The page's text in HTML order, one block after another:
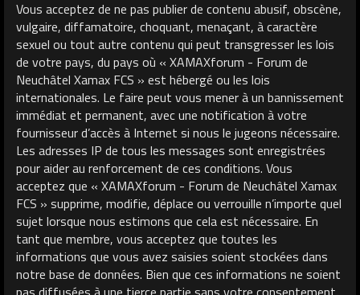
Vous acceptez de ne pas publier de contenu abusif, obscène,
vulgaire, diffamatoire, choquant, menaçant, à caractère
sexuel ou tout autre contenu qui peut transgresser les lois
de votre pays, du pays où « XAMAXforum - Forum de
Neuchâtel Xamax FCS » est hébergé ou les lois
internationales. Le faire peut vous mener à un bannissement
immédiat et permanent, avec une notification à votre
fournisseur d’accès à Internet si nous le jugeons nécessaire.
Les adresses IP de tous les messages sont enregistrées
pour aider au renforcement de ces conditions. Vous
acceptez que « XAMAXforum - Forum de Neuchâtel Xamax
FCS » supprime, modifie, déplace ou verrouille n’importe quel
sujet lorsque nous estimons que cela est nécessaire. En
tant que membre, vous acceptez que toutes les
informations que vous avez saisies soient stockées dans
notre base de données. Bien que ces informations ne soient